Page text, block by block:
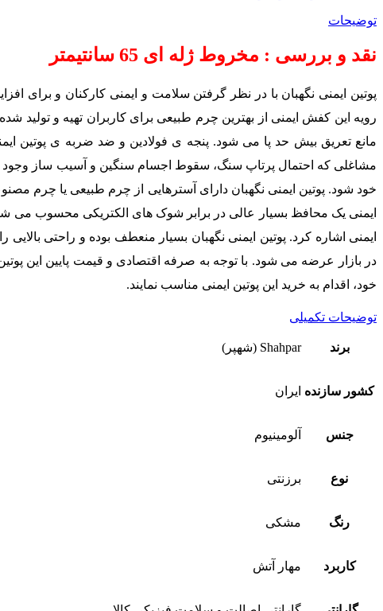
توضیحات
نقد و بررسی : مخروط ژله ای 65 سانتیمتر
پوتین ایمنی نگهبان با در نظر گرفتن سلامت و ایمنی کارکنان و برای
رویه این کفش ایمنی از بهترین چرم طبیعی برای کاربران تهیه و
مانع تعریق بیش حد پا می شود. پنجه ی فولادین و ضد ضربه ی پوتین
خود شود. پوتین ایمنی نگهبان دارای آسترهایی از چرم طبیعی یا چرم
ایمنی یک محافظ بسیار عالی در برابر شوک های الکتریکی محسوب می
ایمنی اشاره کرد. پوتین ایمنی نگهبان بسیار منعطف بوده و راحتی
در بازار عرضه می شود. با توجه به صرفه اقتصادی و قیمت پایین این
خود، اقدام به خرید این پوتین ایمنی مناسب نمایند.
توضیحات تکمیلی
برند Shahpar (شهپر)
کشور سازنده ایران
جنس آلومینیوم
نوع برزنتی
رنگ مشکی
کاربرد مهار آتش